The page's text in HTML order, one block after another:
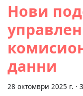
Нови
данни
28 октомври 2025 г. ·